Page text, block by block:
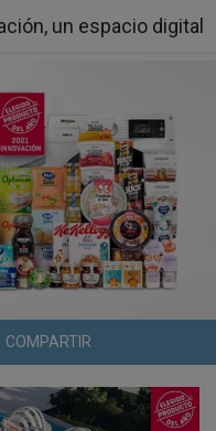
un espacio
COMPARTIR